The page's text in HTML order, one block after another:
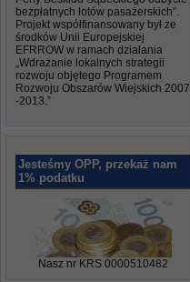
bezpłatnych lotów pasażerskich”.
Projekt współfinansowany był ze
środków Unii Europejskiej
EFRROW w ramach działania
„Wdrażanie lokalnych strategii
rozwoju objętego Programem
Rozwoju Obszarów Wiejskich 2007
-2013.”
Jesteśmy OPP, przekaż nam
1% podatku
Nasz nr KRS 0000510482